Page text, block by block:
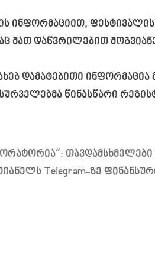
ინფორმაციით,
მათ დაწვრილებით
დამატებითი
წინასწარი
თავდამსხმელები
Telegram-ზე